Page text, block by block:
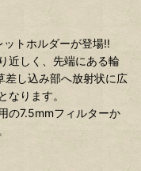
トホルダーが登場!!
近しく、先端にある輪
差し込み部へ放射状に広
なります。
の7.5mmフィルターか